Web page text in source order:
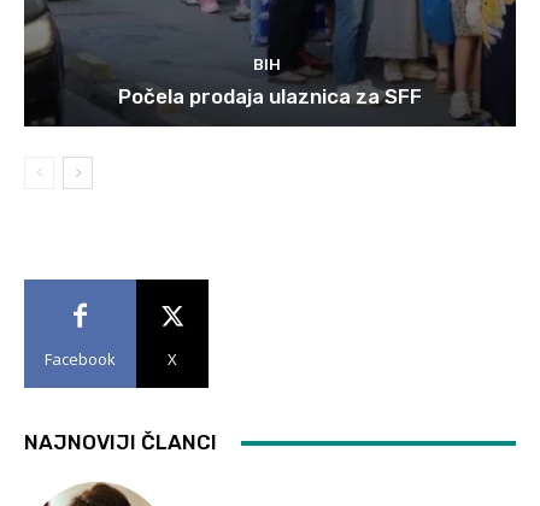
BIH
Počela prodaja ulaznica za SFF
Facebook X
NAJNOVIJI ČLANCI